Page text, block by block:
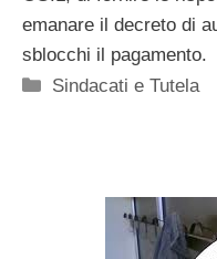
emanare il decreto di
sblocchi il pagamento.
Categorie
Sindacati e Tutela